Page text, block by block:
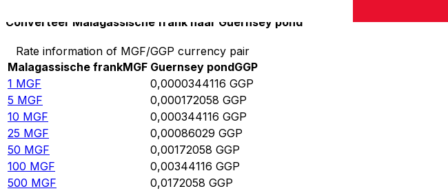
Converteer Malagassische frank naar Guernsey pond
Rate information of MGF/GGP currency pair
Malagassische frankMGF Guernsey pondGGP
1 MGF 0,0000344116 GGP
5 MGF 0,000172058 GGP
10 MGF 0,000344116 GGP
25 MGF 0,00086029 GGP
50 MGF 0,00172058 GGP
100 MGF 0,00344116 GGP
500 MGF 0,0172058 GGP